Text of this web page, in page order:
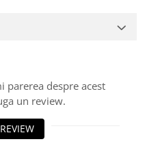
parerea despre acest
un review.